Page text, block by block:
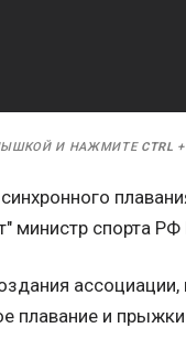
И НАЖМИТЕ CTRL +
министр спорта
плавание и